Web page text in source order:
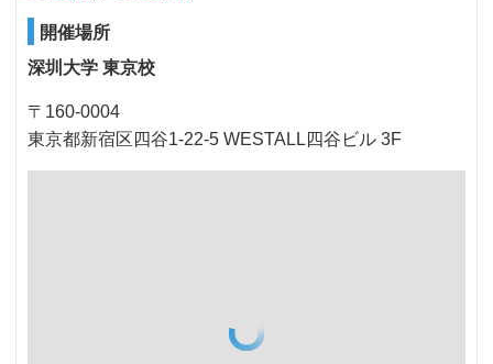
開催場所
深圳大学 東京校
〒160-0004
東京都新宿区四谷1-22-5 WESTALL四谷ビル 3F